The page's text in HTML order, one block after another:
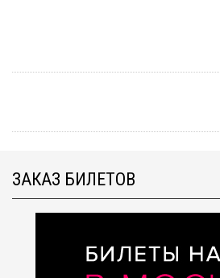
ЗАКАЗ БИЛЕТОВ